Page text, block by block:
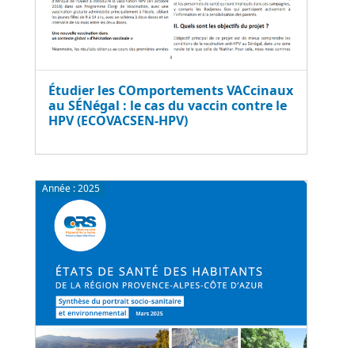
Étudier les COmportements VACcinaux
au SÉNégal : le cas du vaccin contre le
HPV (ECOVACSEN-HPV)
Année :2025